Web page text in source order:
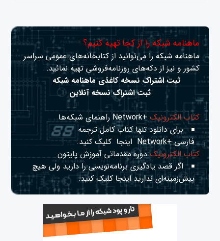
ماهنامه شبکه را از کجا تهیه کنیم؟
ماهنامه شبکه را می‌توانید از کتابخانه‌های عمومی سراسر
کشور و نیز از دکه‌های روزنامه‌فروشی تهیه نمائید.
ثبت اشتراک نسخه کاغذی ماهنامه شبکه
ثبت اشتراک نسخه آنلاین
کتاب الکترونیک+Network راهنمای شبکه‌ها
برای دانلود تنها کتاب کامل ترجمه
فارسی +Network
اینجا کلیک کنید.
کتاب الکترونیکدوره مقدماتی آموزش پایتون
اگر قصد یادگیری برنامه‌نویسی را دارید ولی هیچ
پیش‌زمینه‌ای نداریداینجا کلیک کنید.